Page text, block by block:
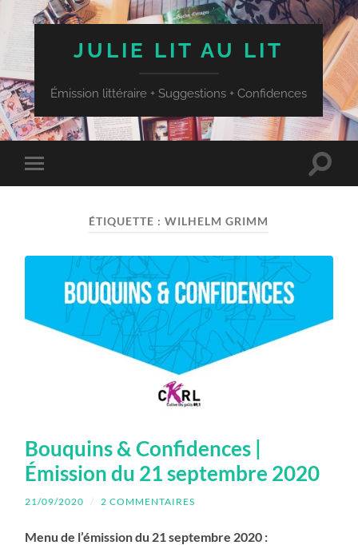
JULIE LIT AU LIT
Émission littéraire + Suggestions + Confidences
Toggle
mobile
Toggle
ÉTIQUETTE :WILHELM GRIMM
Bouquins & Confidences |
Émission du 21 septembre 2020
21/09/2020 / 2 COMMENTAIRES
Menu de l’émission du 21 septembre 2020 :